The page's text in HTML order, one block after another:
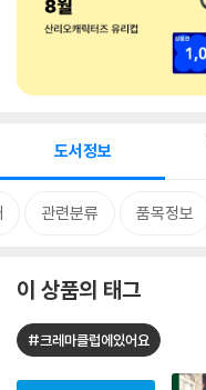
도서정보
관련분류 품목정보
이 상품의 태그
#크레마클럽에있어요